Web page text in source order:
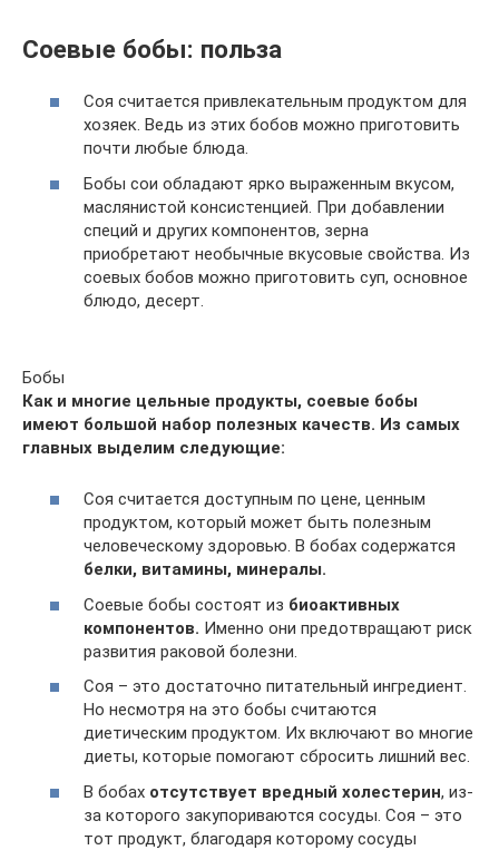
Соевые бобы: польза
Соя считается привлекательным продуктом для
хозяек. Ведь из этих бобов можно приготовить
почти любые блюда.
Бобы сои обладают ярко выраженным вкусом,
маслянистой консистенцией. При добавлении
специй и других компонентов, зерна
приобретают необычные вкусовые свойства. Из
соевых бобов можно приготовить суп, основное
блюдо, десерт.
Бобы
Как и многие цельные продукты, соевые бобы
имеют большой набор полезных качеств. Из самых
главных выделим следующие:
Соя считается доступным по цене, ценным
продуктом, который может быть полезным
человеческому здоровью. В бобах содержатся
белки, витамины, минералы.
Соевые бобы состоят из биоактивных
компонентов. Именно они предотвращают риск
развития раковой болезни.
Соя – это достаточно питательный ингредиент.
Но несмотря на это бобы считаются
диетическим продуктом. Их включают во многие
диеты, которые помогают сбросить лишний вес.
В бобах отсутствует вредный холестерин, из-
за которого закупориваются сосуды. Соя – это
тот продукт, благодаря которому сосуды